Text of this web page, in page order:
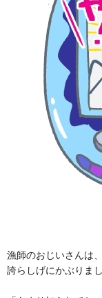
漁師のおじいさんは
誇らしげにかぶりまし